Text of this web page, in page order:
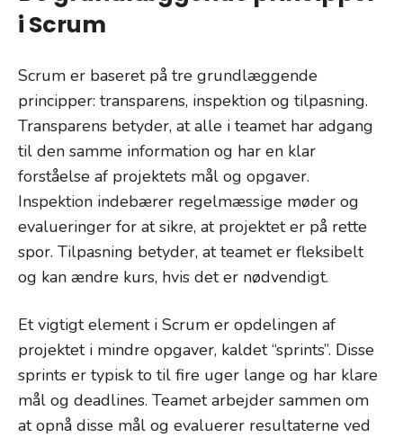
i Scrum
Scrum er baseret på tre grundlæggende
principper: transparens, inspektion og tilpasning.
Transparens betyder, at alle i teamet har adgang
til den samme information og har en klar
forståelse af projektets mål og opgaver.
Inspektion indebærer regelmæssige møder og
evalueringer for at sikre, at projektet er på rette
spor. Tilpasning betyder, at teamet er fleksibelt
og kan ændre kurs, hvis det er nødvendigt.
Et vigtigt element i Scrum er opdelingen af
projektet i mindre opgaver, kaldet “sprints”. Disse
sprints er typisk to til fire uger lange og har klare
mål og deadlines. Teamet arbejder sammen om
at opnå disse mål og evaluerer resultaterne ved